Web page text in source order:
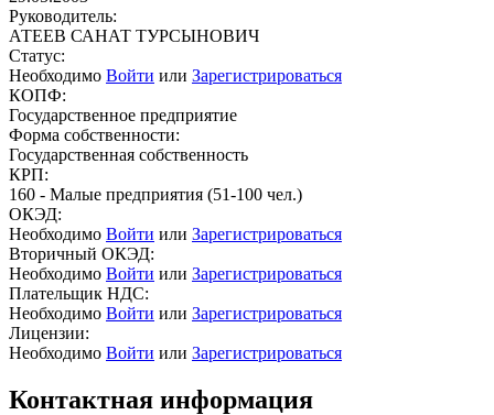
Руководитель:
АТЕЕВ САНАТ ТУРСЫНОВИЧ
Статус:
Необходимо Войти или Зарегистрироваться
КОПФ:
Государственное предприятие
Форма собственности:
Государственная собственность
КРП:
160 - Малые предприятия (51-100 чел.)
ОКЭД:
Необходимо Войти или Зарегистрироваться
Вторичный ОКЭД:
Необходимо Войти или Зарегистрироваться
Плательщик НДС:
Необходимо Войти или Зарегистрироваться
Лицензии:
Необходимо Войти или Зарегистрироваться
Контактная информация